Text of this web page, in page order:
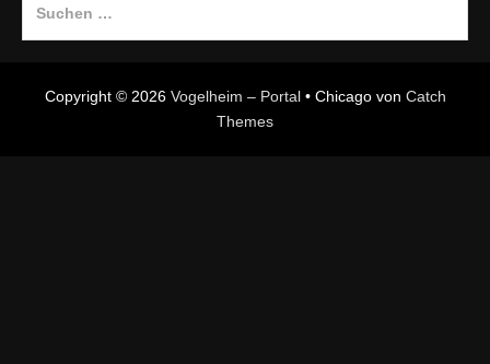
Copyright © 2026 Vogelheim – Portal• Chicago von Catch
Themes